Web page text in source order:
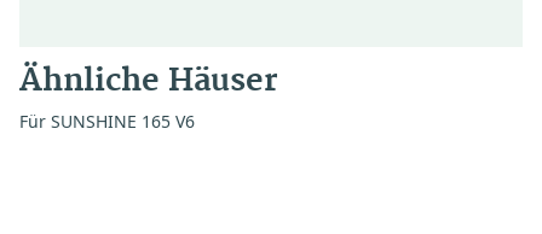
Ähnliche Häuser
Für SUNSHINE 165 V6